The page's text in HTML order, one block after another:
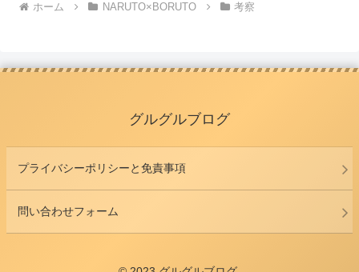
ホーム NARUTO×BORUTO 考察
グルグルブログ
プライバシーポリシーと免責事項
問い合わせフォーム